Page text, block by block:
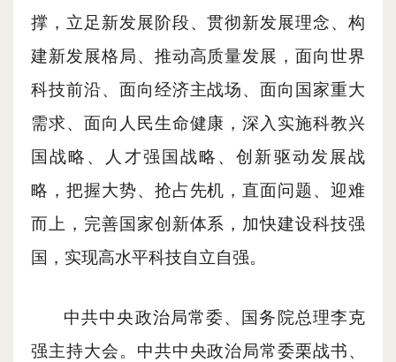
撑，立足新发展阶段、贯彻新发展理念、构
建新发展格局、推动高质量发展，面向世界
科技前沿、面向经济主战场、面向国家重大
需求、面向人民生命健康，深入实施科教兴
国战略、人才强国战略、创新驱动发展战
略，把握大势、抢占先机，直面问题、迎难
而上，完善国家创新体系，加快建设科技强
国，实现高水平科技自立自强。
中共中央政治局常委、国务院总理李克
强主持大会。中共中央政治局常委栗战书、